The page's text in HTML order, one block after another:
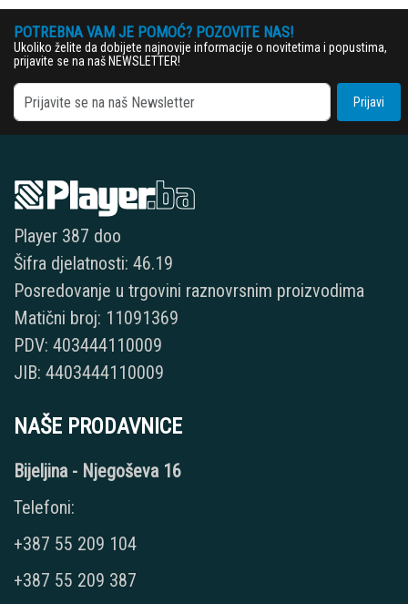
POTREBNA VAM JE POMOĆ? POZOVITE NAS!
Ukoliko želite da dobijete najnovije informacije o novitetima i popustima,
prijavite se na naš NEWSLETTER!
Prijavi
Player 387 doo
Šifra djelatnosti: 46.19
Posredovanje u trgovini raznovrsnim proizvodima
Matični broj: 11091369
PDV: 403444110009
JIB: 4403444110009
NAŠE PRODAVNICE
Bijeljina - Njegoševa 16
Telefoni:
+387 55 209 104
+387 55 209 387